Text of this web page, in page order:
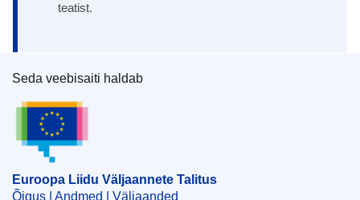
teatist.
Euroopa Liidu Väljaannete Talitus
Seda veebisaiti haldab
Euroopa Liidu Väljaannete Talitus
Õigus | Andmed | Väljaanded